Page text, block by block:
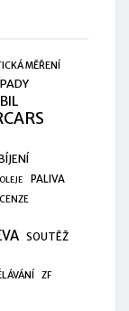
MĚŘENÍ
OLEJE PALIVA
SOUTĚŽ
ZF